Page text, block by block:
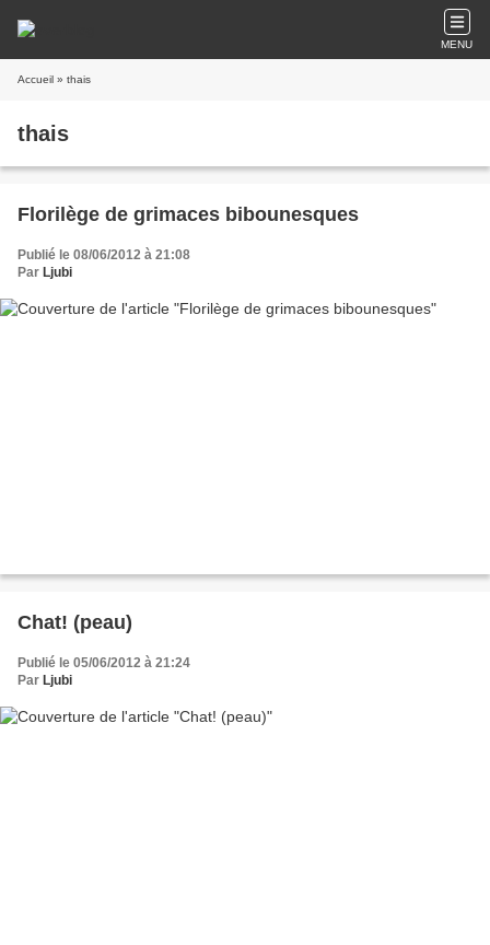
MENU
Accueil » thais
thais
Florilège de grimaces bibounesques
Publié le 08/06/2012 à 21:08
Par Ljubi
Chat! (peau)
Publié le 05/06/2012 à 21:24
Par Ljubi